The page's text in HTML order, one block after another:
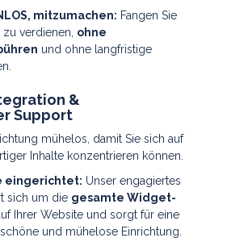
mitzumachen: Fangen Sie
verdienen, ohne
und ohne langfristige
&
Support
mühelos, damit Sie sich auf
Inhalte konzentrieren können.
eingerichtet: Unser engagiertes
sich um die gesamte Widget-
Ihrer Website und sorgt für eine
und mühelose Einrichtung.